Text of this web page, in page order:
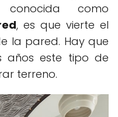
conocida como
, es que vierte el
la pared. Hay que
años este tipo de
terreno.